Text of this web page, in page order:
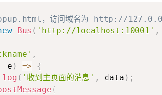
首
，访问域名为 http://
Bus ( 'http://localhost:10001' ,
,
, e ) =>
{
. log ( '收到主页面的消息' , data ) ;
(